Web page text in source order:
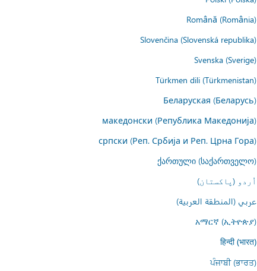
Română (România)
Slovenčina (Slovenská republika)
Svenska (Sverige)
Türkmen dili (Türkmenistan)
Беларуская (Беларусь)
македонски (Република Македонија)
српски (Реп. Србија и Реп. Црна Гора)
ქართული (საქართველო)
اُردو (پاکستان)
عربي (المنطقة العربية)
አማርኛ (ኢትዮጵያ)
हिन्दी (भारत)
ਪੰਜਾਬੀ (ਭਾਰਤ)